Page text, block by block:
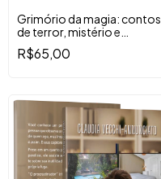
Grimório da magia: contos
de terror, mistério e
fantasia
R$65,00